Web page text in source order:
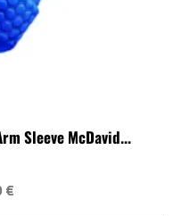
Sleeve McDavid...
€